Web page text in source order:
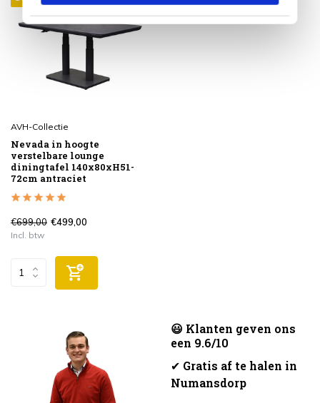
AVH-Collectie
Nevada in hoogte
verstelbare lounge
diningtafel 140x80xH51-
72cm antraciet
€699,00 €499,00
Incl. btw
😃 Klanten geven ons
een 9.6/10
✔ Gratis af te halen in
Numansdorp